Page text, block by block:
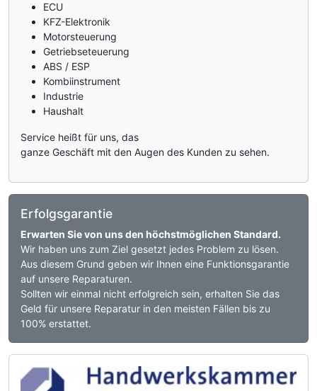
ECU
KFZ-Elektronik
Motorsteuerung
Getriebseteuerung
ABS / ESP
Kombiinstrument
Industrie
Haushalt
Service heißt für uns, das
ganze Geschäft mit den Augen des Kunden zu sehen.
Erfolgsgarantie
Erwarten Sie von uns den höchstmöglichen Standard.
Wir haben uns zum Ziel gesetzt jedes Problem zu lösen.
Aus diesem Grund geben wir Ihnen eine Funktionsgarantie
auf unsere Reparaturen.
Sollten wir einmal nicht erfolgreich sein, erhalten Sie das
Geld für unsere Reparatur in den meisten Fällen bis zu
100% erstattet.